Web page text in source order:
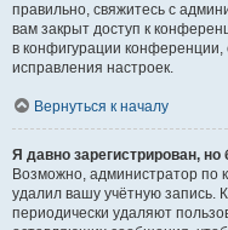
правильно, свяжитесь с
вам закрыт доступ к
в конфигурации
исправления настроек.
Вернуться к началу
Я давно зарегистрирован,
Возможно, администратор по
удалил вашу учётную запись.
периодически удаляют